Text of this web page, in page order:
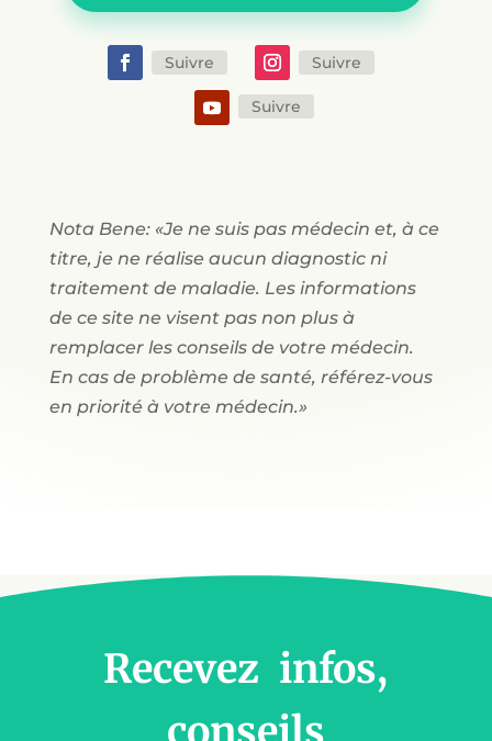
Suivre Suivre
Suivre
Nota Bene: «Je ne suis pas médecin et, à ce
titre, je ne réalise aucun diagnostic ni
traitement de maladie. Les informations
de ce site ne visent pas non plus à
remplacer les conseils de votre médecin.
En cas de problème de santé, référez-vous
en priorité à votre médecin.»
Recevez infos,